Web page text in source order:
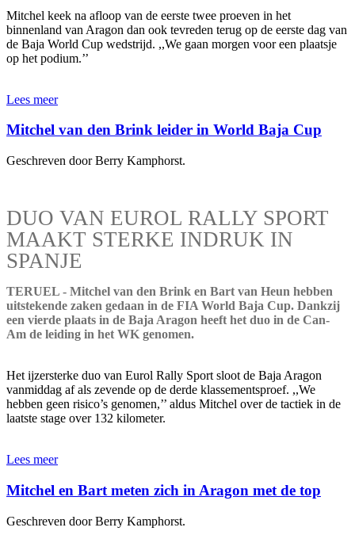
Mitchel keek na afloop van de eerste twee proeven in het
binnenland van Aragon dan ook tevreden terug op de eerste dag van
de Baja World Cup wedstrijd. ,,We gaan morgen voor een plaatsje
op het podium.’’
Lees meer
Mitchel van den Brink leider in World Baja Cup
Geschreven door Berry Kamphorst.
DUO VAN EUROL RALLY SPORT
MAAKT STERKE INDRUK IN
SPANJE
TERUEL - Mitchel van den Brink en Bart van Heun hebben
uitstekende zaken gedaan in de FIA World Baja Cup. Dankzij
een vierde plaats in de Baja Aragon heeft het duo in de Can-
Am de leiding in het WK genomen.
Het ijzersterke duo van Eurol Rally Sport sloot de Baja Aragon
vanmiddag af als zevende op de derde klassementsproef. ,,We
hebben geen risico’s genomen,’’ aldus Mitchel over de tactiek in de
laatste stage over 132 kilometer.
Lees meer
Mitchel en Bart meten zich in Aragon met de top
Geschreven door Berry Kamphorst.